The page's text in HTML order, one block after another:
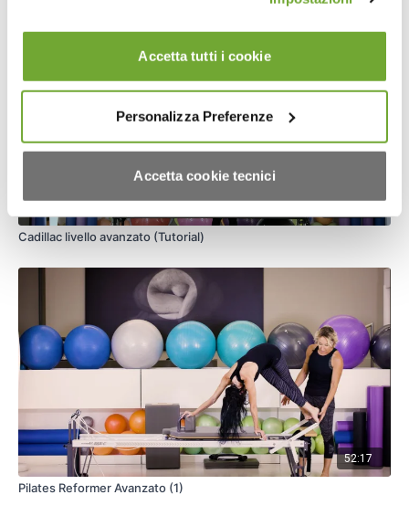
finalità indicate. Cliccando sul pulsante "Accetta cookie
tecnici" acconsenti all'uso dei soli cookie tecnici.
Accetta tutti i cookie
Personalizza Preferenze
Accetta cookie tecnici
Cadillac livello avanzato (Tutorial)
52:17
Pilates Reformer Avanzato (1)